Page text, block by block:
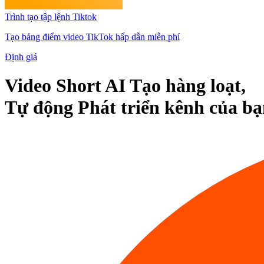
Trình tạo tập lệnh Tiktok
Tạo bảng điểm video TikTok hấp dẫn miễn phí
Định giá
Video Short AITạo hàng loạt,
Tự động Phát triển kênh của